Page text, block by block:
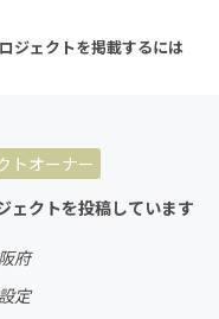
ジェクトを掲載するには
注目の新着プロジェクト
トオーナー
ェクトを投稿しています
府
定